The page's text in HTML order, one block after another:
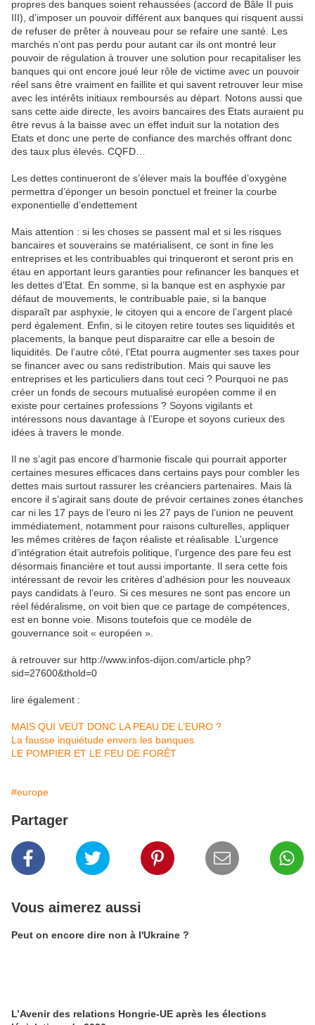
propres des banques soient rehaussées (accord de Bâle II puis
III), d’imposer un pouvoir différent aux banques qui risquent aussi
de refuser de prêter à nouveau pour se refaire une santé. Les
marchés n’ont pas perdu pour autant car ils ont montré leur
pouvoir de régulation à trouver une solution pour recapitaliser les
banques qui ont encore joué leur rôle de victime avec un pouvoir
réel sans être vraiment en faillite et qui savent retrouver leur mise
avec les intérêts initiaux remboursés au départ. Notons aussi que
sans cette aide directe, les avoirs bancaires des Etats auraient pu
être revus à la baisse avec un effet induit sur la notation des
Etats et donc une perte de confiance des marchés offrant donc
des taux plus élevés. CQFD…
Les dettes continueront de s’élever mais la bouffée d’oxygène
permettra d’éponger un besoin ponctuel et freiner la courbe
exponentielle d’endettement
Mais attention : si les choses se passent mal et si les risques
bancaires et souverains se matérialisent, ce sont in fine les
entreprises et les contribuables qui trinqueront et seront pris en
étau en apportant leurs garanties pour refinancer les banques et
les dettes d’Etat. En somme, si la banque est en asphyxie par
défaut de mouvements, le contribuable paie, si la banque
disparaît par asphyxie, le citoyen qui a encore de l’argent placé
perd également. Enfin, si le citoyen retire toutes ses liquidités et
placements, la banque peut disparaitre car elle a besoin de
liquidités. De l’autre côté, l’Etat pourra augmenter ses taxes pour
se financer avec ou sans redistribution. Mais qui sauve les
entreprises et les particuliers dans tout ceci ? Pourquoi ne pas
créer un fonds de secours mutualisé européen comme il en
existe pour certaines professions ? Soyons vigilants et
intéressons nous davantage à l’Europe et soyons curieux des
idées à travers le monde.
Il ne s’agit pas encore d’harmonie fiscale qui pourrait apporter
certaines mesures efficaces dans certains pays pour combler les
dettes mais surtout rassurer les créanciers partenaires. Mais là
encore il s’agirait sans doute de prévoir certaines zones étanches
car ni les 17 pays de l’euro ni les 27 pays de l’union ne peuvent
immédiatement, notamment pour raisons culturelles, appliquer
les mêmes critères de façon réaliste et réalisable. L’urgence
d’intégration était autrefois politique, l’urgence des pare feu est
désormais financière et tout aussi importante. Il sera cette fois
intéressant de revoir les critères d’adhésion pour les nouveaux
pays candidats à l’euro. Si ces mesures ne sont pas encore un
réel fédéralisme, on voit bien que ce partage de compétences,
est en bonne voie. Misons toutefois que ce modèle de
gouvernance soit « européen ».
à retrouver sur http://www.infos-dijon.com/article.php?
sid=27600&thold=0
lire également :
MAIS QUI VEUT DONC LA PEAU DE L’EURO ?
La fausse inquiétude envers les banques
LE POMPIER ET LE FEU DE FORÊT
#europe
Partager
Vous aimerez aussi
Peut on encore dire non à l'Ukraine ?
L’Avenir des relations Hongrie-UE après les élections